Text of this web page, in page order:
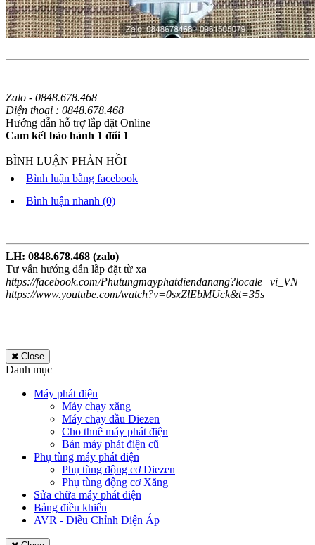
Zalo - 0848.678.468
Điện thoại : 0848.678.468
Hướng dẫn hỗ trợ lắp đặt Online
Cam kết bảo hành 1 đổi 1
BÌNH LUẬN PHẢN HỒI
Bình luận bằng facebook
Bình luận nhanh (0)
LH: 0848.678.468 (zalo)
Tư vấn hướng dẫn lắp đặt từ xa
https://facebook.com/Phutungmayphatdiendanang?locale=vi_VN
​https://www.youtube.com/watch?v=0sxZlEbMUck&t=35s
Close
Danh mục
Máy phát điện
Máy chạy xăng
Máy chạy dầu Diezen
Cho thuê máy phát điện
Bán máy phát điện cũ
Phụ tùng máy phát điện
Phụ tùng động cơ Diezen
Phụ tùng động cơ Xăng
Sửa chữa máy phát điện
Bảng điều khiển
AVR - Điều Chỉnh Điện Áp